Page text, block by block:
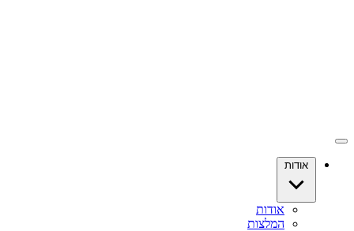
אודות
אודות
המלצות